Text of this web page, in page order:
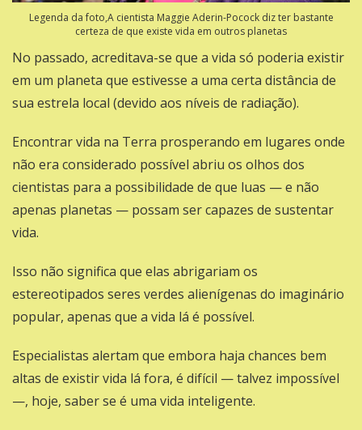
Legenda da foto,A cientista Maggie Aderin-Pocock diz ter bastante
certeza de que existe vida em outros planetas
No passado, acreditava-se que a vida só poderia existir
em um planeta que estivesse a uma certa distância de
sua estrela local (devido aos níveis de radiação).
Encontrar vida na Terra prosperando em lugares onde
não era considerado possível abriu os olhos dos
cientistas para a possibilidade de que luas — e não
apenas planetas — possam ser capazes de sustentar
vida.
Isso não significa que elas abrigariam os
estereotipados seres verdes alienígenas do imaginário
popular, apenas que a vida lá é possível.
Especialistas alertam que embora haja chances bem
altas de existir vida lá fora, é difícil — talvez impossível
—, hoje, saber se é uma vida inteligente.